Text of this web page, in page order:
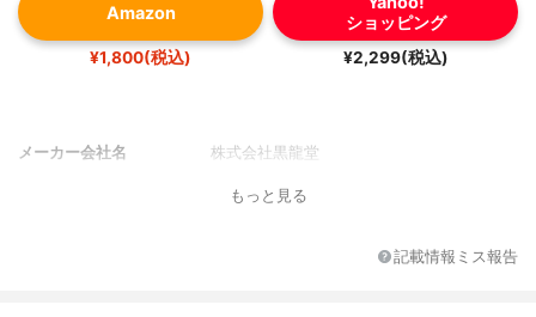
Amazon
¥1,800(税込)
ショッピング
¥2,299(税込)
メーカー会社名 株式会社黒龍堂
もっと見る
記載情報ミス報告